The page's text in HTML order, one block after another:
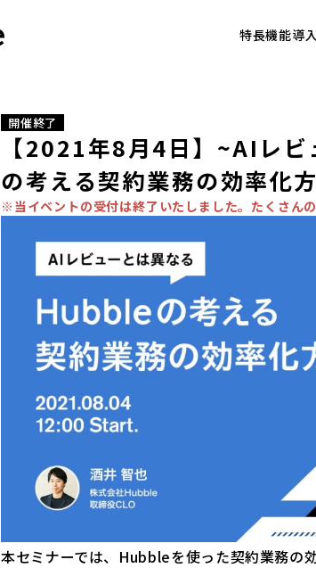
特長機能導
開催終了
【2021年8月4日】~AIレ
の考える契約業務の効率化
※当イベントの受付は終了いたしました。たくさん
本セミナーでは、Hubbleを使った契約業務の